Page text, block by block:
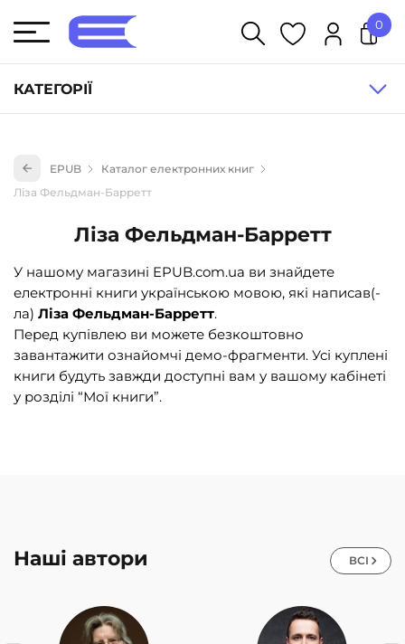
КАТЕГОРІЇ
Книги для дітей (835)
Науково-популярна література (1015)
Навчальна література та посібники (527)
Енциклопедії, довідники, словники (55)
Подарункові сертифікати (1)
0
EPUB
Каталог електронних книг
Ліза Фельдман-Барретт
Ліза Фельдман-Барретт
У нашому магазині EPUB.com.ua ви знайдете
електронні книги українською мовою, які написав(-
ла) Ліза Фельдман-Барретт.
Перед купівлею ви можете безкоштовно
завантажити ознайомчі демо-фрагменти. Усі куплені
книги будуть завжди доступні вам у вашому кабінеті
у розділі “Мої книги”.
Наші автори ВСІ